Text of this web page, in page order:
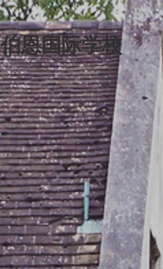
伯恩国际学校